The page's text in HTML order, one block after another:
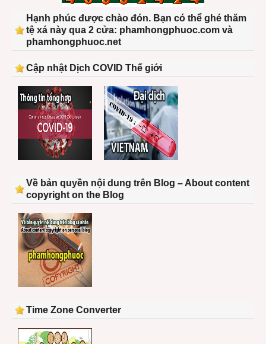
Hạnh phúc được chào đón. Bạn có thể ghé thăm
tệ xá này qua 2 cửa: phamhongphuoc.com và
phamhongphuoc.net
Cập nhật Dịch COVID Thế giới
Về bản quyền nội dung trên Blog – About content
copyright on the Blog
Time Zone Converter